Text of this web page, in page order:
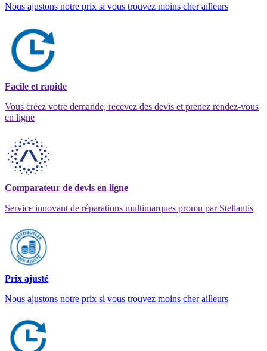
Nous ajustons notre prix si vous trouvez moins cher ailleurs
Facile et rapide
Vous créez votre demande, recevez des devis et prenez rendez-vous
en ligne
Comparateur de devis en ligne
Service innovant de réparations multimarques promu par Stellantis
Prix ajusté
Nous ajustons notre prix si vous trouvez moins cher ailleurs